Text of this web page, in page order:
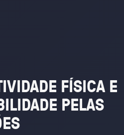
FÍSICA E
PELAS